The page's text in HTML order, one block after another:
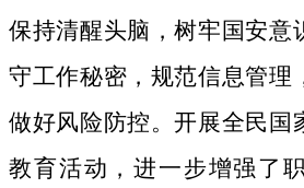
保持清醒头脑，树牢国安意
守工作秘密，规范信息管理
做好风险防控。开展全民国
教育活动，进一步增强了